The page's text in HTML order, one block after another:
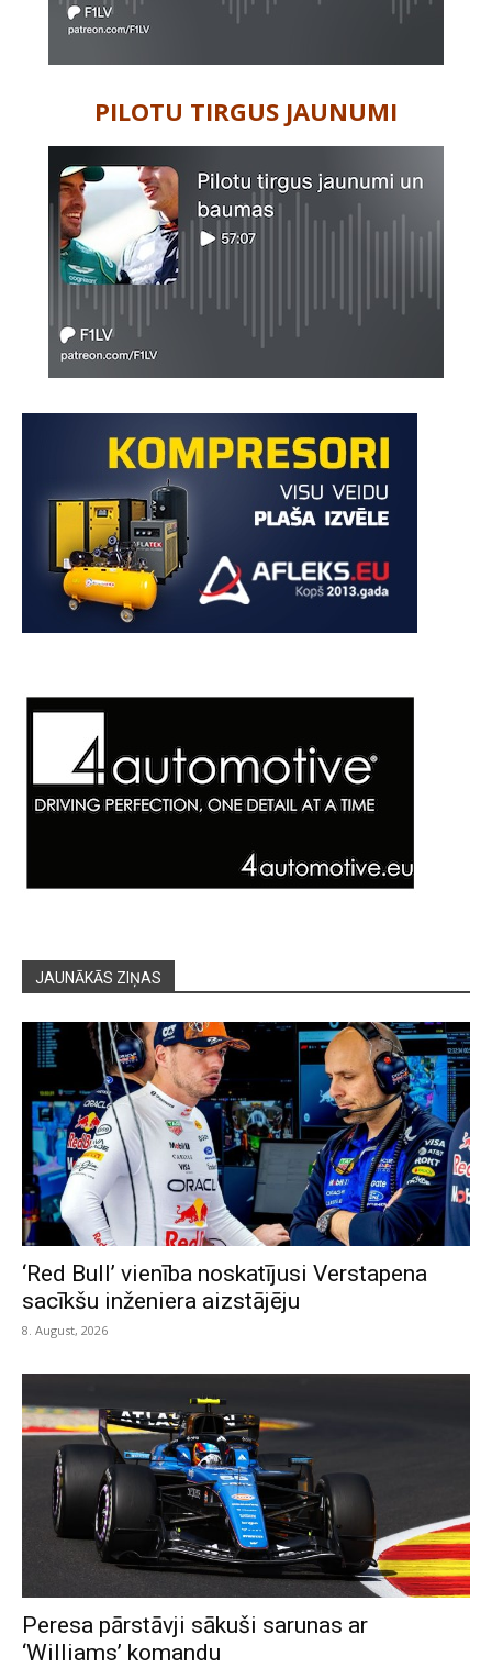
PILOTU TIRGUS JAUNUMI
JAUNĀKĀS ZIŅAS
‘Red Bull’ vienība noskatījusi Verstapena
sacīkšu inženiera aizstājēju
8. August, 2026
Peresa pārstāvji sākuši sarunas ar
‘Williams’ komandu